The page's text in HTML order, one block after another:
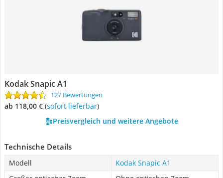
Kodak Snapic A1
127 Bewertungen
ab 118,00 € ( Sofort lieferbar)
Preisvergleich und weitere Angebote
Technische Details
Modell
Kodak Snapic A1